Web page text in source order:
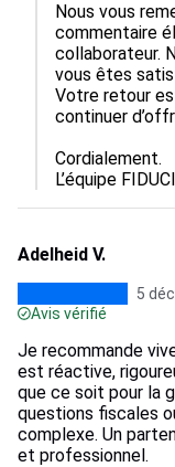
Nous vous
commentaire
collaborateur.
vous êtes
Votre retour
continuer
Cordialement.
L’équipe
Adelheid V.
5
Avis vérifié
Je recommande
est réactive,
que ce soit pour la
questions fiscales
complexe. Un
et professionnel.